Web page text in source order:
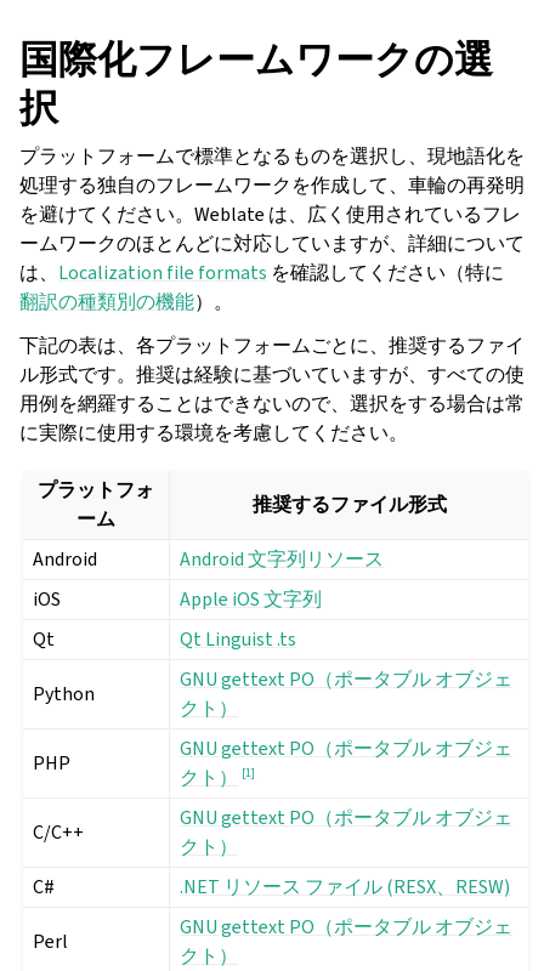
国際化フレームワークの選
択
プラットフォームで標準となるものを選択し、現地語化を
処理する独自のフレームワークを作成して、車輪の再発明
を避けてください。Weblate は、広く使用されているフレ
ームワークのほとんどに対応していますが、詳細について
は、 Localization file formats を確認してください（特に
翻訳の種類別の機能）。
下記の表は、各プラットフォームごとに、推奨するファイ
ル形式です。推奨は経験に基づいていますが、すべての使
用例を網羅することはできないので、選択をする場合は常
に実際に使用する環境を考慮してください。
プラットフォ
ーム
推奨するファイル形式
Android
Android 文字列リソース
iOS
Apple iOS 文字列
Qt
Qt Linguist .ts
Python
GNU gettext PO（ポータブル オブジェ
クト）
PHP
GNU gettext PO（ポータブル オブジェ
クト）
[1]
C/C++
GNU gettext PO（ポータブル オブジェ
クト）
C#
.NET リソース ファイル (RESX、RESW)
Perl
GNU gettext PO（ポータブル オブジェ
クト）